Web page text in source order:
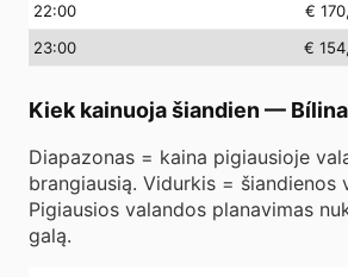
22:00 €
23:00 €
Kiek kainuoja šiandien — Bílina
Diapazonas = kaina pigiausioje
brangiausią. Vidurkis = šiandienos
Pigiausios valandos planavimas
galą.